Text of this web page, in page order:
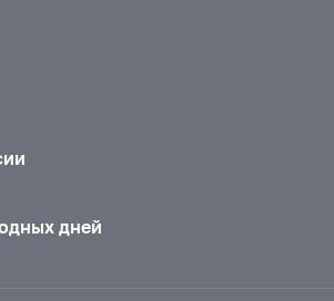
дней